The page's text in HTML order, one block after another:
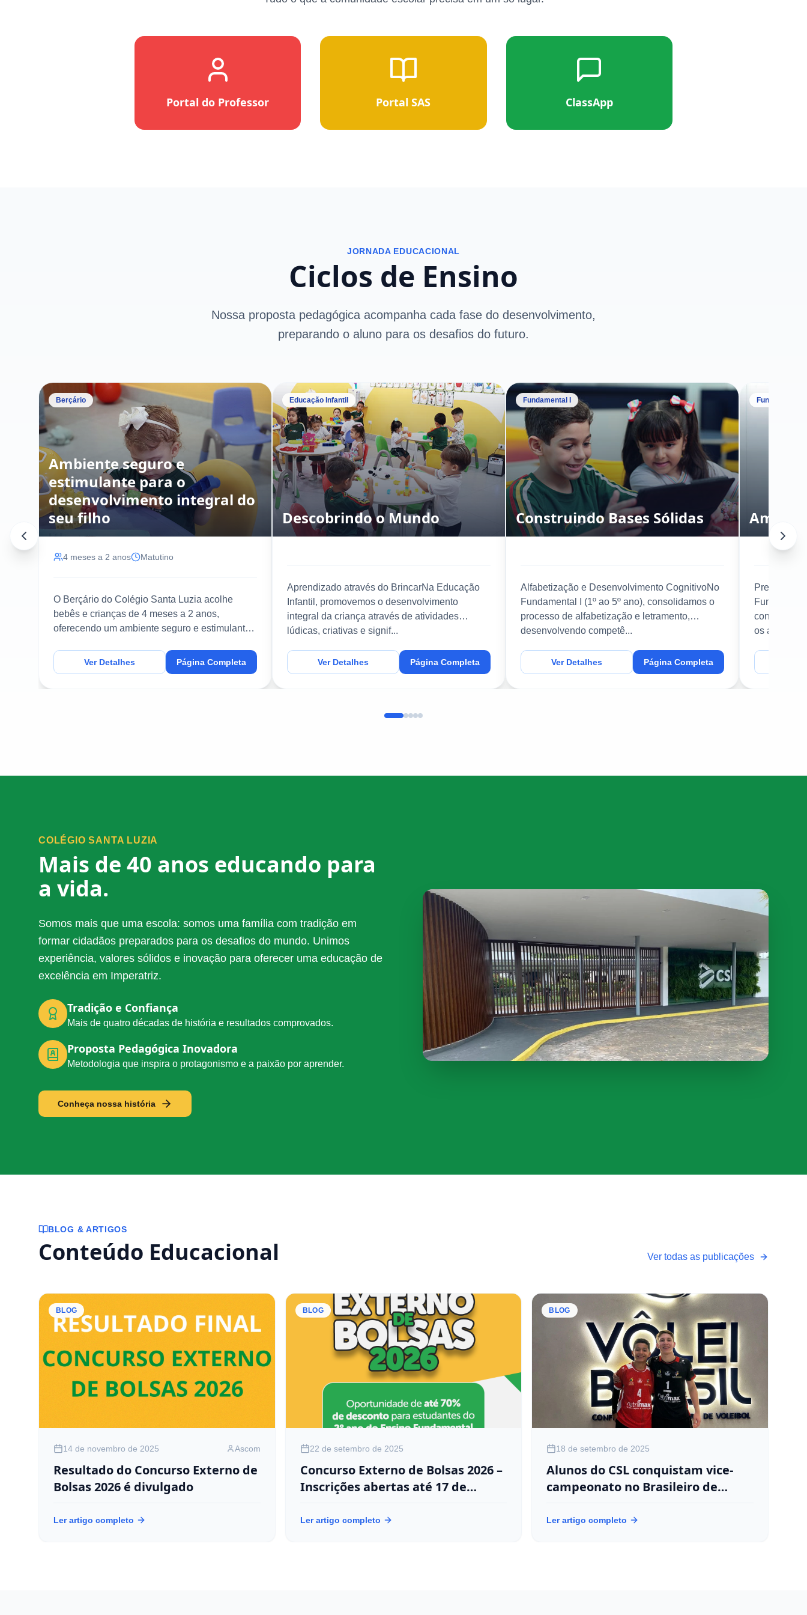
Portal do Professor Portal SAS ClassApp
JORNADA EDUCACIONAL
Ciclos de Ensino
Nossa proposta pedagógica acompanha cada fase do desenvolvimento,
preparando o aluno para os desafios do futuro.
Berçário
Ambiente seguro e
estimulante para o
desenvolvimento integral do
seu filho
4 meses a 2 anos Matutino
O Berçário do Colégio Santa Luzia acolhe
bebês e crianças de 4 meses a 2 anos,
oferecendo um ambiente seguro e estimulante
Ver Detalhes Página Completa
Educação Infantil
Descobrindo o Mundo
Aprendizado através do BrincarNa Educação
Infantil, promovemos o desenvolvimento
integral da criança através de atividades
lúdicas, criativas e signif...
Ver Detalhes Página Completa
Fundamental I
Construindo Bases Sólidas
Alfabetização e Desenvolvimento CognitivoNo
Fundamental I (1º ao 5º ano), consolidamos o
processo de alfabetização e letramento,
desenvolvendo competê...
Ver Detalhes Página Completa
Fundamental II
os alunos
COLÉGIO SANTA LUZIA
Mais de 40 anos educando para
a vida.
Somos mais que uma escola: somos uma família com tradição em
formar cidadãos preparados para os desafios do mundo. Unimos
experiência, valores sólidos e inovação para oferecer uma educação de
excelência em Imperatriz.
Tradição e Confiança
Mais de quatro décadas de história e resultados comprovados.
Proposta Pedagógica Inovadora
Metodologia que inspira o protagonismo e a paixão por aprender.
Conheça nossa história
BLOG & ARTIGOS
Conteúdo Educacional Ver todas as publicações
BLOG
14 de novembro de 2025 Ascom
Resultado do Concurso Externo de
Bolsas 2026 é divulgado
Ler artigo completo
BLOG
22 de setembro de 2025
Concurso Externo de Bolsas 2026 –
Inscrições abertas até 17 de
Ler artigo completo
BLOG
18 de setembro de 2025
Alunos do CSL conquistam vice-
campeonato no Brasileiro de
Ler artigo completo